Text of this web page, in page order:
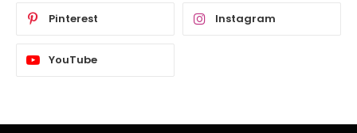
Pinterest Instagram
YouTube